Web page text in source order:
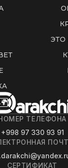
ЭТО
ТЕЛЕФОНА
+998 97 330 93 91
СЕРТИФИКАТ